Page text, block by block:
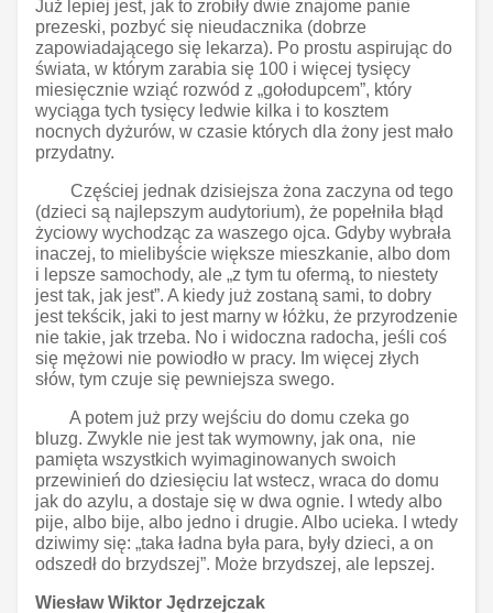
Już lepiej jest, jak to zrobiły dwie znajome panie
prezeski, pozbyć się nieudacznika (dobrze
zapowiadającego się lekarza). Po prostu aspirując do
świata, w którym zarabia się 100 i więcej tysięcy
miesięcznie wziąć rozwód z „gołodupcem”, który
wyciąga tych tysięcy ledwie kilka i to kosztem
nocnych dyżurów, w czasie których dla żony jest mało
przydatny.
Częściej jednak dzisiejsza żona zaczyna od tego
(dzieci są najlepszym audytorium), że popełniła błąd
życiowy wychodząc za waszego ojca. Gdyby wybrała
inaczej, to mielibyście większe mieszkanie, albo dom
i lepsze samochody, ale „z tym tu ofermą, to niestety
jest tak, jak jest”. A kiedy już zostaną sami, to dobry
jest tekścik, jaki to jest marny w łóżku, że przyrodzenie
nie takie, jak trzeba. No i widoczna radocha, jeśli coś
się mężowi nie powiodło w pracy. Im więcej złych
słów, tym czuje się pewniejsza swego.
A potem już przy wejściu do domu czeka go
bluzg. Zwykle nie jest tak wymowny, jak ona, nie
pamięta wszystkich wyimaginowanych swoich
przewinień do dziesięciu lat wstecz, wraca do domu
jak do azylu, a dostaje się w dwa ognie. I wtedy albo
pije, albo bije, albo jedno i drugie. Albo ucieka. I wtedy
dziwimy się: „taka ładna była para, były dzieci, a on
odszedł do brzydszej”. Może brzydszej, ale lepszej.
Wiesław Wiktor Jędrzejczak